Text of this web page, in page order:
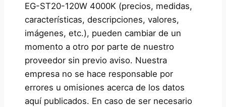
EG-ST20-120W 4000K (precios, medidas,
características, descripciones, valores,
imágenes, etc.), pueden cambiar de un
momento a otro por parte de nuestro
proveedor sin previo aviso. Nuestra
empresa no se hace responsable por
errores u omisiones acerca de los datos
aquí publicados. En caso de ser necesario